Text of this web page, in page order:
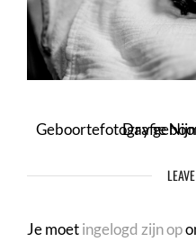
Geboortefotografie Nijmegen
Je moetingelogd zijn op